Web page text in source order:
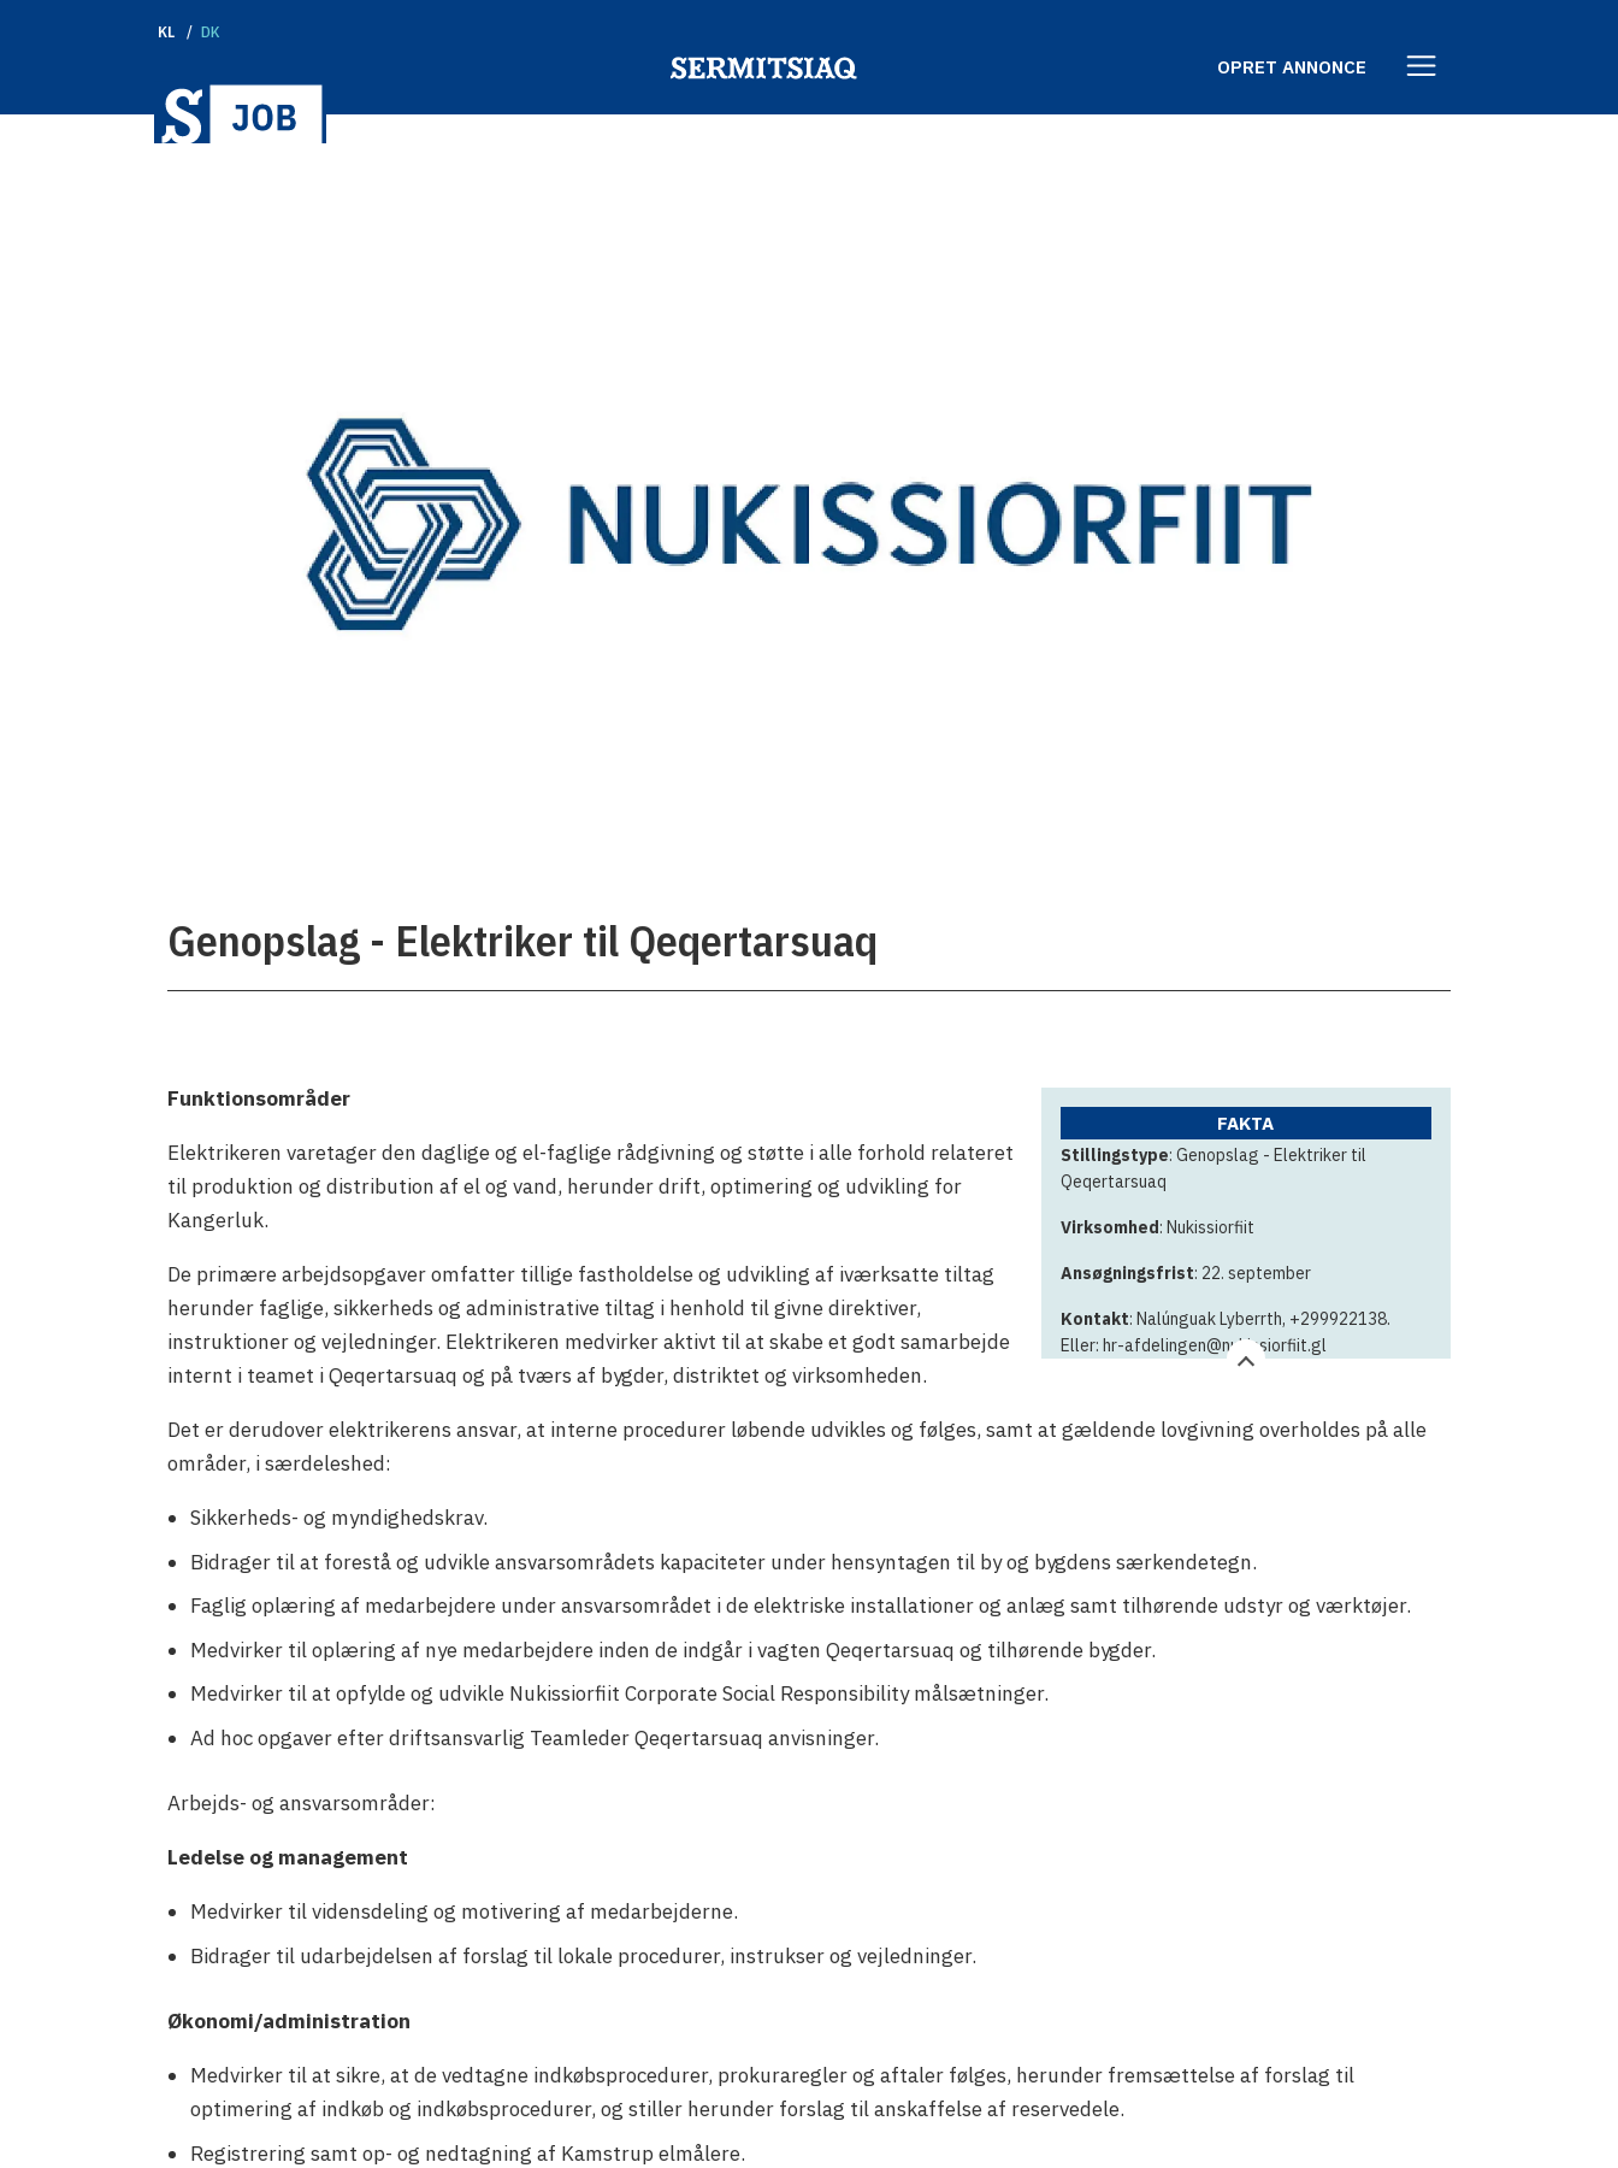
KL DK
OPRET ANNONCE
Genopslag - Elektriker til Qeqertarsuaq
FAKTA
Stillingstype: Genopslag - Elektriker til
Qeqertarsuaq
Virksomhed: Nukissiorfiit
Ansøgningsfrist: 22. september
Kontakt: Nalúnguak Lyberrth, +299922138.
Eller: hr-afdelingen@nukissiorfiit.gl
Funktionsområder
Elektrikeren varetager den daglige og el-faglige rådgivning og støtte i alle forhold relateret
til produktion og distribution af el og vand, herunder drift, optimering og udvikling for
Kangerluk.
De primære arbejdsopgaver omfatter tillige fastholdelse og udvikling af iværksatte tiltag
herunder faglige, sikkerheds og administrative tiltag i henhold til givne direktiver,
instruktioner og vejledninger. Elektrikeren medvirker aktivt til at skabe et godt samarbejde
internt i teamet i Qeqertarsuaq og på tværs af bygder, distriktet og virksomheden.
Det er derudover elektrikerens ansvar, at interne procedurer løbende udvikles og følges, samt at gældende lovgivning overholdes på alle
områder, i særdeleshed:
Sikkerheds- og myndighedskrav.
Bidrager til at forestå og udvikle ansvarsområdets kapaciteter under hensyntagen til by og bygdens særkendetegn.
Faglig oplæring af medarbejdere under ansvarsområdet i de elektriske installationer og anlæg samt tilhørende udstyr og værktøjer.
Medvirker til oplæring af nye medarbejdere inden de indgår i vagten Qeqertarsuaq og tilhørende bygder.
Medvirker til at opfylde og udvikle Nukissiorfiit Corporate Social Responsibility målsætninger.
Ad hoc opgaver efter driftsansvarlig Teamleder Qeqertarsuaq anvisninger.
Arbejds- og ansvarsområder:
Ledelse og management
Medvirker til vidensdeling og motivering af medarbejderne.
Bidrager til udarbejdelsen af forslag til lokale procedurer, instrukser og vejledninger.
Økonomi/administration
Medvirker til at sikre, at de vedtagne indkøbsprocedurer, prokuraregler og aftaler følges, herunder fremsættelse af forslag til
optimering af indkøb og indkøbsprocedurer, og stiller herunder forslag til anskaffelse af reservedele.
Registrering samt op- og nedtagning af Kamstrup elmålere.